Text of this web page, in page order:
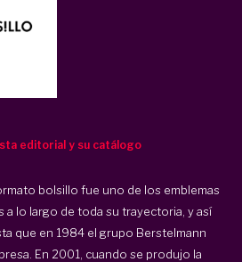
editorial y su catálogo
bolsillo fue uno de los emblemas
a lo largo de toda su trayectoria, y así
que en 1984 el grupo Berstelmann
En 2001, cuando se produjo la